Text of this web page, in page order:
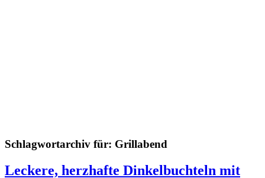
Schlagwortarchiv für: Grillabend
Leckere, herzhafte Dinkelbuchteln mit